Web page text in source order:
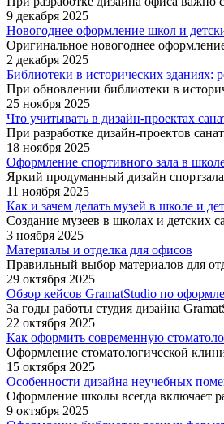
9 декабря 2025
Новогоднее оформление школ и
Оригинальное новогоднее
2 декабря 2025
Библиотеки в исторических зданиях:
При обновлении библиотеки в
25 ноября 2025
Что учитывать в дизайн-проектах
При разработке дизайн-проектов
18 ноября 2025
Оформление спортивного зала в
Яркий продуманный дизайн
11 ноября 2025
Как и зачем делать музей в школе и
Создание музеев в школах и детских
3 ноября 2025
Материалы и отделка для офисов
Правильный выбор материалов для
29 октября 2025
Обзор кейсов GramatStudio по
За годы работы студия дизайна
22 октября 2025
Как оформить современную
Оформление стоматологической
15 октября 2025
Особенности дизайна неучебных
Оформление школы всегда включает
9 октября 2025